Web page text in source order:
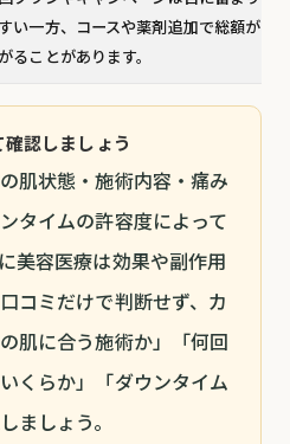
い一方、コースや薬剤追加で総額が
ることがあります。
認しましょう
肌状態・施術内容・痛み
タイムの許容度によって
美容医療は効果や副作用
コミだけで判断せず、カ
肌に合う施術か」「何回
くらか」「ダウンタイム
ましょう。